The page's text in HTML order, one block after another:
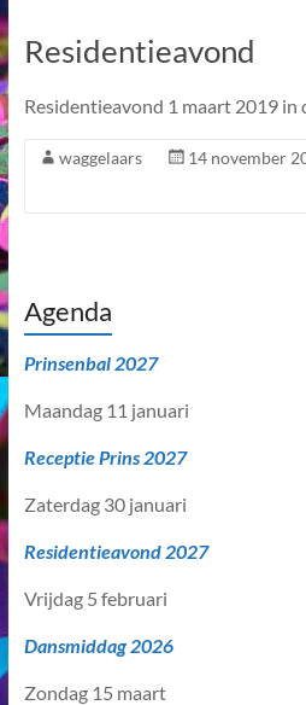
Residentieavond
Residentieavond 1 maart 2019 in
waggelaars 14 november
Agenda
Prinsenbal 2027
Maandag 11 januari
Receptie Prins 2027
Zaterdag 30 januari
Residentieavond 2027
Vrijdag 5 februari
Dansmiddag 2026
Zondag 15 maart